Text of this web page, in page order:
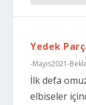
Yedek
-Mayıs2021-
İlk defa
elbiseler